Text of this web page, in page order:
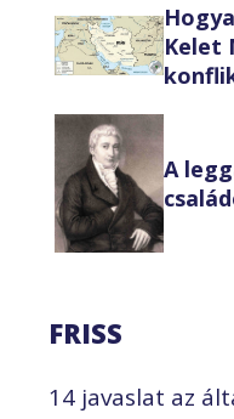
Kelet
A
FRISS
14 javaslat az